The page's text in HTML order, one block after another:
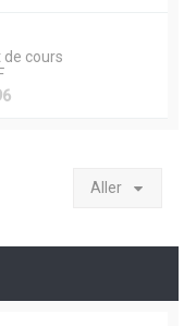
cours
Aller